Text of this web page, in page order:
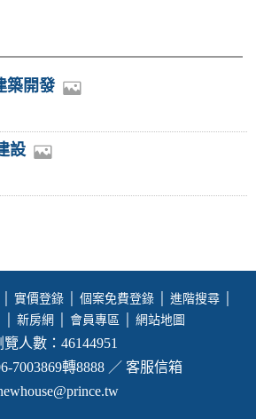
築開發
設
實價登錄 個案免費登錄 進階搜尋
新房網 會員專區 網站地圖
覽人數：46144951
7003869轉8888 ／ 客服信箱